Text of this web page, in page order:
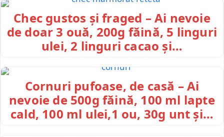
Chec gustos și fraged – Ai nevoie
de doar 3 ouă, 200g făină, 5 linguri
ulei, 2 linguri cacao și…
Cornuri pufoase, de casă – Ai
nevoie de 500g făină, 100 ml lapte
cald, 100 ml ulei,1 ou, 30g unt și…